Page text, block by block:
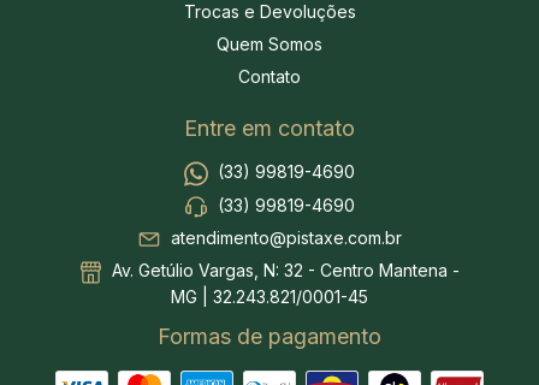
Trocas e Devoluções
Quem Somos
Contato
Entre em contato
(33) 99819-4690
(33) 99819-4690
atendimento@pistaxe.com.br
Av. Getúlio Vargas, N: 32 - Centro Mantena -
MG | 32.243.821/0001-45
Formas de pagamento